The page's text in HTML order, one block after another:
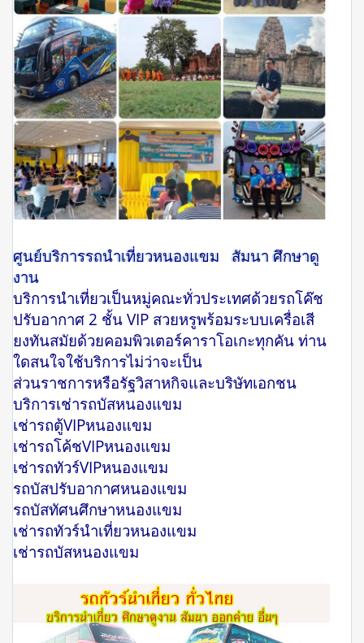
ศูนย์บริการรถนำเที่ยวหนองแขม สัมนา ศึกษาดู
งาน
บริการนำเที่ยวเป็นหมู่คณะทั่วประเทศด้วยรถโค๊ช
ปรับอากาศ 2 ชั้น VIP สวยหรูพร้อมระบบเครื่อเสี
ยงทันสมัยด้วยคอมพิวเตอร์คาราโอเกะทุกคัน ท่าน
ใดสนใจใช้บริการไม่ว่าจะเป็น
ส่วนราชการหรือรัฐวิสาหกิจและบริษัทเอกชน
บริการเช่ารถบัสหนองแขม
เช่ารถตู้VIPหนองแขม
เช่ารถโค้ชVIPหนองแขม
เช่ารถทัวร์VIPหนองแขม
รถบัสปรับอากาศหนองแขม
รถบัสทัศนศึกษาหนองแขม
เช่ารถทัวร์นำเที่ยวหนองแขม
เช่ารถบัสหนองแขม